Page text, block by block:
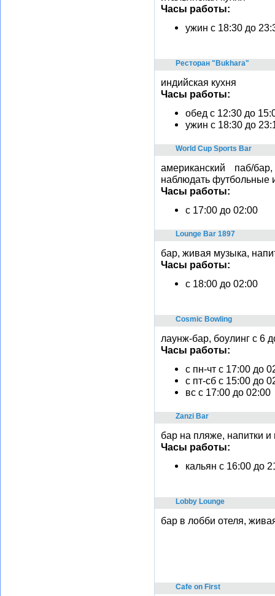
Часы работы:
ужин с 18:30 до
Ресторан "Bukhara"
индийская кухня
Часы работы:
обед с 12:30 до
ужин с 18:30 до
World Cup Sports Bar
американский паб/
наблюдать футбольные
Часы работы:
c 17:00 до 02:00
Lounge Bar 1897
бар, живая музыка,
Часы работы:
c 18:00 до 02:00
Cosmic Bowling
лаунж-бар, боулинг с 6
Часы работы:
с пн-чт с 17:00 до
с пт-сб с 15:00 до
вс с 17:00 до 02:00
Zanzi Bar
бар на пляже, напитки
Часы работы:
кальян с 16:00 до
Lobby Lounge
бар в лобби отеля,
Cafe on First